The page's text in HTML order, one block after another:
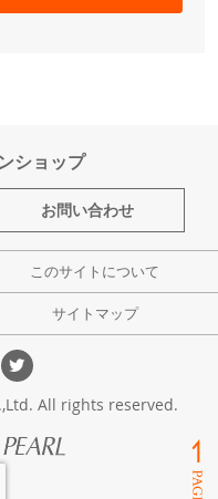
ショップ
お問い合わせ
このサイトについて
サイトマップ
All rights reserved.